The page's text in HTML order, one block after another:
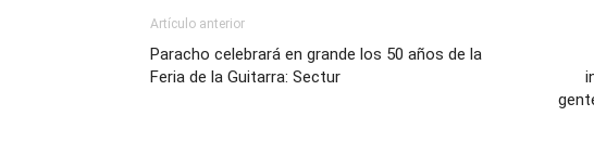
Artículo anterior
Paracho celebrará en grande los 50 años de la
Feria de la Guitarra: Sectur